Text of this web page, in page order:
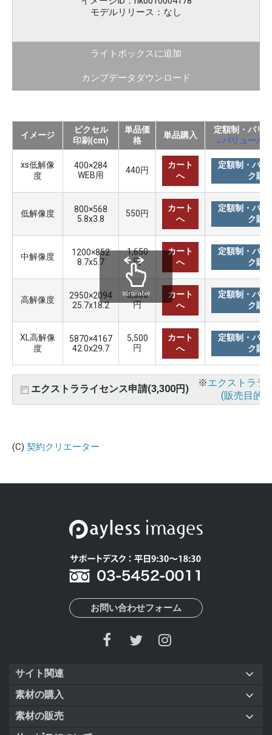
モデルリリース：なし
ライトボックスに追加
カンプデータダウンロード
イメージ
ピクセル
印刷(cm)
単品価
格
単品購入
定額制・バリ
→バリューパ
xs低解像
度
400×284
WEB用
440円
カート
へ
定額制・バリ
ク購
低解像度
800×568
5.8x3.8
550円
カート
へ
定額制・バリ
ク購
中解像度
1200×852
8.7x5.7
1,650
円
カート
へ
定額制・バリ
ク購
高解像度
2950×2094
25.7x18.2
3,300
円
カート
へ
定額制・バリ
ク購
XL高解像
度
5870×4167
42.0x29.7
5,500
円
カート
へ
定額制・バリ
ク購
エクストラライセンス申請(3,300円)
※エクストララ
(販売目的
scrollable
(C) 契約クリエーター
お問い合わせフォーム
サイト関連
素材の購入
素材の販売